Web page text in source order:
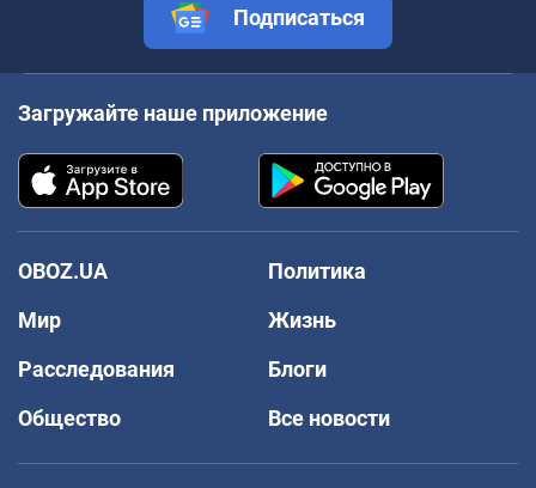
Подписаться
Загружайте наше приложение
OBOZ.UA
Политика
Мир
Жизнь
Расследования
Блоги
Общество
Все новости